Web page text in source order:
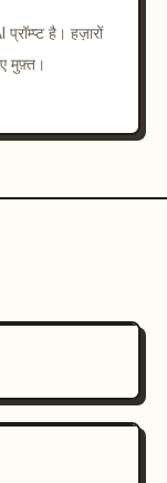
है। हज़ारों
मुफ़्त।